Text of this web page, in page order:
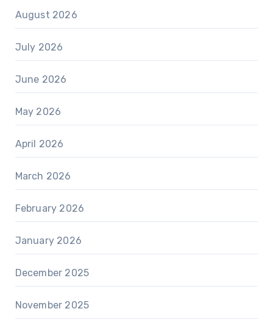
August 2026
July 2026
June 2026
May 2026
April 2026
March 2026
February 2026
January 2026
December 2025
November 2025